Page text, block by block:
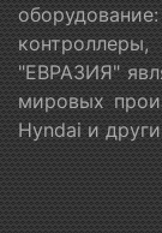
"ЕВРАЗИЯ"
мировых
Hyndai и